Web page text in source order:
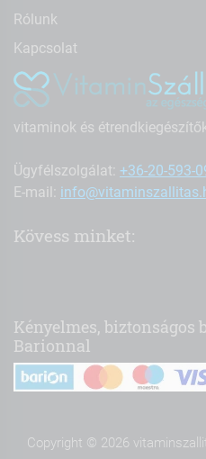
Rólunk
Kapcsolat
vitaminok és
Ügyfélszolgálat: +36-20-593-
E-mail:
Kövess minket:
Kényelmes, biztonságos
Barionnal
Copyright © 2026